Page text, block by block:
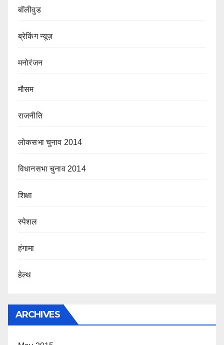
बॉलीवुड
ब्रेकिंग न्यूज़
मनोरंजन
मौसम
राजनीति
लोकसभा चुनाव 2014
विधानसभा चुनाव 2014
शिक्षा
स्पेशल
हंगामा
हेल्थ
ARCHIVES